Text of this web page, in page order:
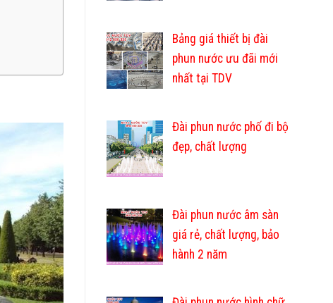
Bảng giá thiết bị đài
phun nước ưu đãi mới
nhất tại TDV
Đài phun nước phố đi bộ
đẹp, chất lượng
Đài phun nước âm sàn
giá rẻ, chất lượng, bảo
hành 2 năm